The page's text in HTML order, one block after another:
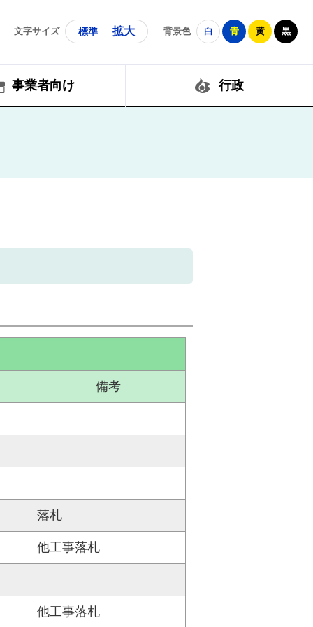
文字サイズ 標準 拡大 背景色 白 青 黄 黒
事業者向け 行政
備考
落札
他工事落札
他工事落札